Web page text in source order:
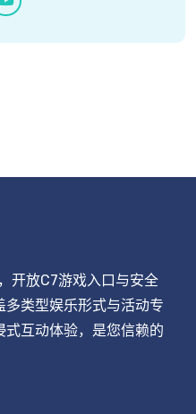
开放C7游戏入口与安全
类型娱乐形式与活动专
式互动体验，是您信赖的